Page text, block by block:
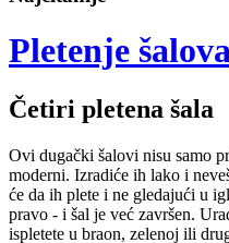
Pletenje
Četiri pletena šala
Ovi dugački šalovi nisu samo
moderni. Izradiće ih lako i
će da ih plete i ne gledajući u
pravo - i šal je već završen.
ispletete u braon, zelenoj ili